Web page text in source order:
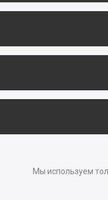
Мы используем